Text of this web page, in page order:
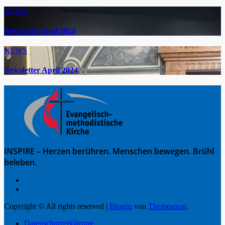
NEWS
Newsletter Juni 2024
NEWS
Newsletter April 2024
INSPIRE – Herzen berühren. Menschen bewegen. Brühl
beleben.
Copyright © All rights reserved | Blogus von Themeansar.